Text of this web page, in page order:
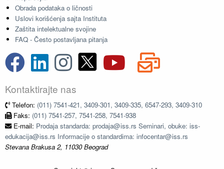
Obrada podataka o ličnosti
Uslovi korišćenja sajta Instituta
Zaštita intelektualne svojine
FAQ - Često postavljana pitanja
Kontaktirajte nas
Telefon: (011) 7541-421, 3409-301, 3409-335, 6547-293, 3409-310
Faks: (011) 7541-257, 7541-258, 7541-938
E-mail: Prodaja standarda: prodaja@iss.rs Seminari, obuke: iss-
edukacija@iss.rs Informacije o standardima: infocentar@iss.rs
Stevana Brakusa 2, 11030 Beograd